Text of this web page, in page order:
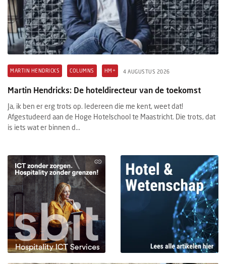
MARTIN HENDRICKS COLUMNS HM+ 4 AUGUSTUS 2026
Martin Hendricks: De hoteldirecteur van de toekomst
Ja, ik ben er erg trots op. Iedereen die me kent, weet dat!
Afgestudeerd aan de Hoge Hotelschool te Maastricht. Die trots, dat
is iets wat er binnen d...